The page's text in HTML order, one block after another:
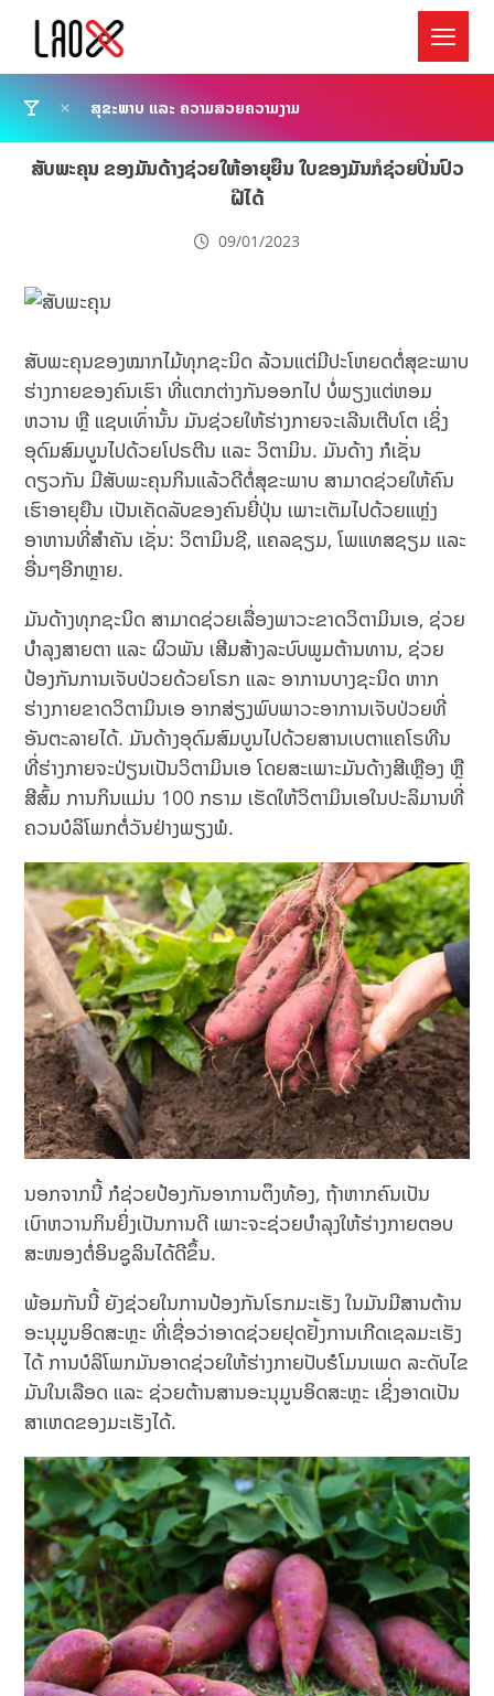
ສຸຂະພາບ ແລະ ຄວາມສວຍຄວາມງາມ
ສັບພະຄຸນ ຂອງມັນດ້າງຊ່ວຍໃຫ້ອາຍຸຍືນ ໃບຂອງມັນກໍຊ່ວຍປິ່ນປົວ
ຝີໄດ້
09/01/2023
ສັບພະຄຸນຂອງໝາກໄມ້ທຸກຊະນິດ ລ້ວນແຕ່ມີປະໂຫຍດຕໍ່ສຸຂະພາບ
ຮ່າງກາຍຂອງຄົນເຮົາ ທີ່ແຕກຕ່າງກັນອອກໄປ ບໍ່ພຽງແຕ່ຫອມ
ຫວານ ຫຼື ແຊບເທົ່ານັ້ນ ມັນຊ່ວຍໃຫ້ຮ່າງກາຍຈະເລີນເຕີບໂຕ ເຊິ່ງ
ອຸດົມສົມບູນໄປດ້ວຍໂປຣຕີນ ແລະ ວິຕາມິນ. ມັນດ້າງ ກໍເຊັ່ນ
ດຽວກັນ ມີສັບພະຄຸນກິນແລ້ວດີຕໍ່ສຸຂະພາບ ສາມາດຊ່ວຍໃຫ້ຄົນ
ເຮົາອາຍຸຍືນ ເປັນເຄັດລັບຂອງຄົນຍີ່ປຸ່ນ ເພາະເຕັມໄປດ້ວຍແຫຼ່ງ
ອາຫານທີ່ສຳຄັນ ເຊັ່ນ: ວິຕາມິນຊີ, ແຄລຊຽມ, ໂພແທສຊຽມ ແລະ
ອື່ນໆອີກຫຼາຍ.
ມັນດ້າງທຸກຊະນິດ ສາມາດຊ່ວຍເລື່ອງພາວະຂາດວິຕາມິນເອ, ຊ່ວຍ
ບຳລຸງສາຍຕາ ແລະ ຜິວພັນ ເສີມສ້າງລະບົບພູມຕ້ານທານ, ຊ່ວຍ
ປ້ອງກັນການເຈັບປ່ວຍດ້ວຍໂຣກ ແລະ ອາການບາງຊະນິດ ຫາກ
ຮ່າງກາຍຂາດວິຕາມິນເອ ອາກສ່ຽງພົບພາວະອາການເຈັບປ່ວຍທີ່
ອັນຕະລາຍໄດ້. ມັນດ້າງອຸດົມສົມບູນໄປດ້ວຍສານເບຕາແຄໂຣທີນ
ທີ່ຮ່າງກາຍຈະປ່ຽນເປັນວິຕາມິນເອ ໂດຍສະເພາະມັນດ້າງສີເຫຼືອງ ຫຼື
ສີສົ້ມ ການກິນແມ່ນ 100 ກຣາມ ເຮັດໃຫ້ວິຕາມິນເອໃນປະລິມານທີ່
ຄວນບໍລິໂພກຕໍ່ວັນຢ່າງພຽງພໍ.
ນອກຈາກນີ້ ກໍຊ່ວຍປ້ອງກັນອາການຕຶງທ້ອງ, ຖ້າຫາກຄົນເປັນ
ເບົາຫວານກິນຍິ່ງເປັນການດີ ເພາະຈະຊ່ວຍບຳລຸງໃຫ້ຮ່າງກາຍຕອບ
ສະໜອງຕໍ່ອິນຊູລິນໄດ້ດີຂຶ້ນ.
ພ້ອມກັນນີ້ ຍັງຊ່ວຍໃນການປ້ອງກັນໂຣກມະເຮັງ ໃນມັນມີສານຕ້ານ
ອະນຸມູນອິດສະຫຼະ ທີ່ເຊື່ອວ່າອາດຊ່ວຍຢຸດຢັ້ງການເກີດເຊລມະເຮັງ
ໄດ້ ການບໍລິໂພກມັນອາດຊ່ວຍໃຫ້ຮ່າງກາຍປັບຮໍໂມນເພດ ລະດັບໄຂ
ມັນໃນເລືອດ ແລະ ຊ່ວຍຕ້ານສານອະນຸມູນອິດສະຫຼະ ເຊິ່ງອາດເປັນ
ສາເຫດຂອງມະເຮັງໄດ້.